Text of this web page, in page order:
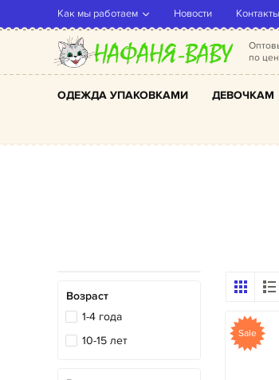
по
ОДЕЖДА УПАКОВКАМИ ДЕВОЧКАМ
Как мы работаем Новости Контакты
Возраст
1-4 года
10-15 лет
Sale